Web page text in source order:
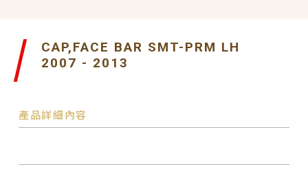
CAP,FACE BAR SMT-PRM LH
2007 - 2013
產品詳細內容